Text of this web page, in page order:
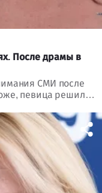
После драмы в
СМИ после
певица решила